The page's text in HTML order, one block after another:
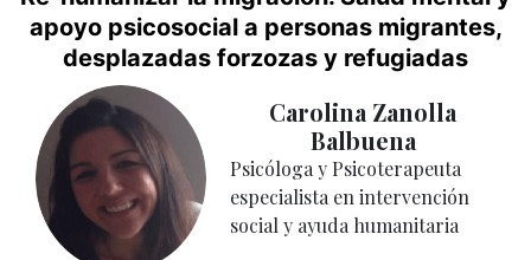
apoyo psicosocial a personas migrantes,
desplazadas forzozas y refugiadas
Carolina Zanolla
Balbuena
Psicóloga y Psicoterapeuta
especialista en intervención
social y ayuda humanitaria